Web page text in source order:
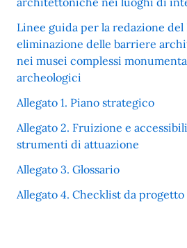
Linee guida per la redazione del
eliminazione delle barriere
nei musei complessi
archeologici
Allegato 1. Piano strategico
Allegato 2. Fruizione e
strumenti di attuazione
Allegato 3. Glossario
Allegato 4. Checklist da progetto